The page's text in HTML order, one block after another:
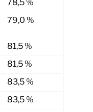
78,5 %
79,0 %
81,5 %
81,5 %
83,5 %
83,5 %